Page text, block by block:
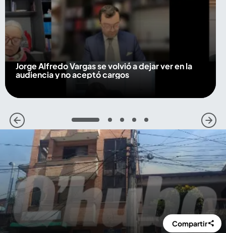
Jorge Alfredo Vargas se volvió a dejar ver en la
audiencia y no aceptó cargos
1 2 3 4 5
Compartir